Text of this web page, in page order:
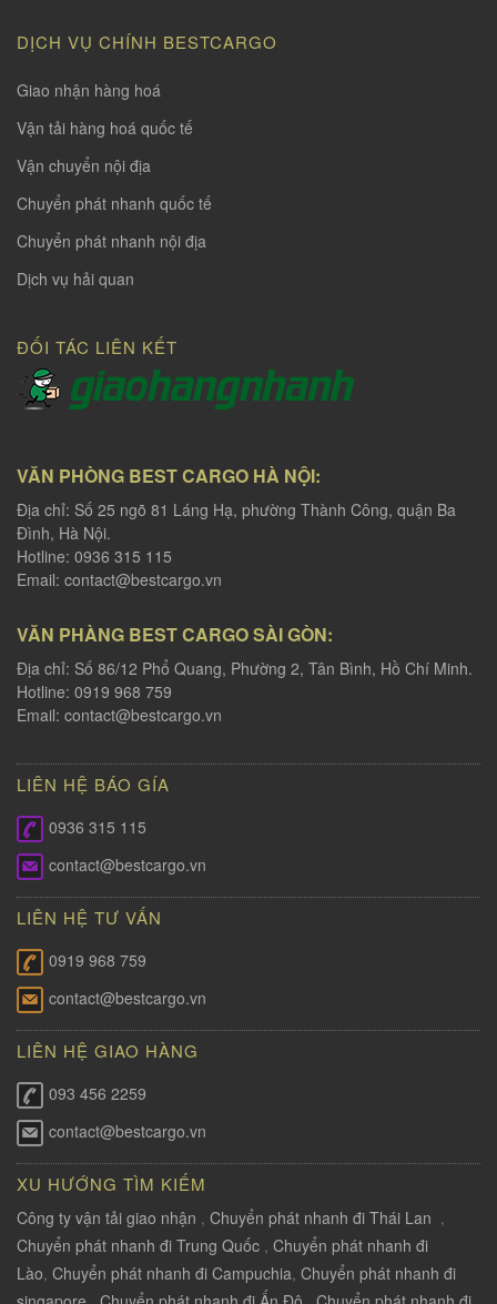
DỊCH VỤ CHÍNH BESTCARGO
Giao nhận hàng hoá
Vận tải hàng hoá quốc tế
Vận chuyển nội địa
Chuyển phát nhanh quốc tế
Chuyển phát nhanh nội địa
Dịch vụ hải quan
ĐỐI TÁC LIÊN KẾT
VĂN PHÒNG BEST CARGO HÀ NỘI:
Địa chỉ: Số 25 ngõ 81 Láng Hạ, phường Thành Công, quận Ba
Đình, Hà Nội.
Hotline: 0936 315 115
Email: contact@bestcargo.vn
VĂN PHÀNG BEST CARGO SÀI GÒN:
Địa chỉ: Số 86/12 Phổ Quang, Phường 2, Tân Bình, Hồ Chí Minh.
Hotline: 0919 968 759
Email: contact@bestcargo.vn
LIÊN HỆ BÁO GÍA
0936 315 115
contact@bestcargo.vn
LIÊN HỆ TƯ VẤN
0919 968 759
contact@bestcargo.vn
LIÊN HỆ GIAO HÀNG
093 456 2259
contact@bestcargo.vn
XU HƯỚNG TÌM KIẾM
Công ty vận tải giao nhận , Chuyển phát nhanh đi Thái Lan ,
Chuyển phát nhanh đi Trung Quốc , Chuyển phát nhanh đi
Lào, Chuyển phát nhanh đi Campuchia, Chuyển phát nhanh đi